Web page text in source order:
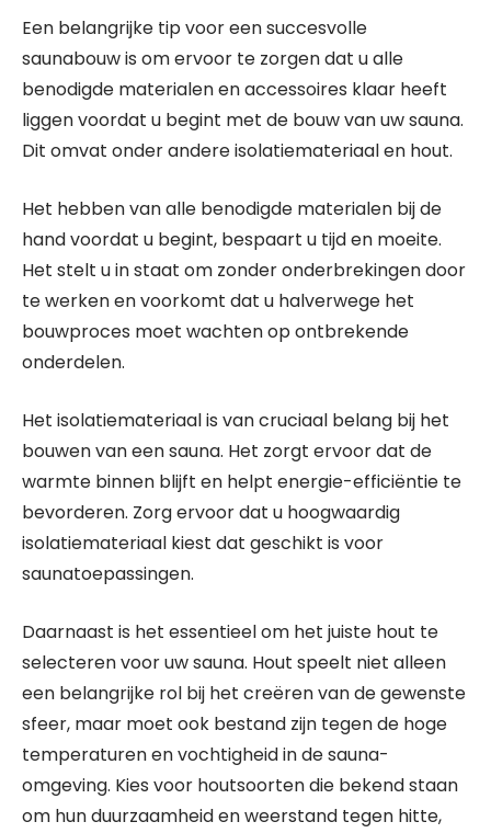
Een belangrijke tip voor een succesvolle
saunabouw is om ervoor te zorgen dat u alle
benodigde materialen en accessoires klaar heeft
liggen voordat u begint met de bouw van uw sauna.
Dit omvat onder andere isolatiemateriaal en hout.
Het hebben van alle benodigde materialen bij de
hand voordat u begint, bespaart u tijd en moeite.
Het stelt u in staat om zonder onderbrekingen door
te werken en voorkomt dat u halverwege het
bouwproces moet wachten op ontbrekende
onderdelen.
Het isolatiemateriaal is van cruciaal belang bij het
bouwen van een sauna. Het zorgt ervoor dat de
warmte binnen blijft en helpt energie-efficiëntie te
bevorderen. Zorg ervoor dat u hoogwaardig
isolatiemateriaal kiest dat geschikt is voor
saunatoepassingen.
Daarnaast is het essentieel om het juiste hout te
selecteren voor uw sauna. Hout speelt niet alleen
een belangrijke rol bij het creëren van de gewenste
sfeer, maar moet ook bestand zijn tegen de hoge
temperaturen en vochtigheid in de sauna-
omgeving. Kies voor houtsoorten die bekend staan
om hun duurzaamheid en weerstand tegen hitte,